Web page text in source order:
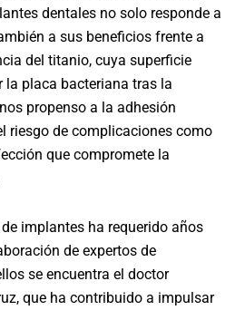
dentales no solo responde a
a sus beneficios frente a
del titanio, cuya superficie
la placa bacteriana tras la
propenso a la adhesión
riesgo de complicaciones como
que compromete la
implantes ha requerido años
de expertos de
se encuentra el doctor
que ha contribuido a impulsar